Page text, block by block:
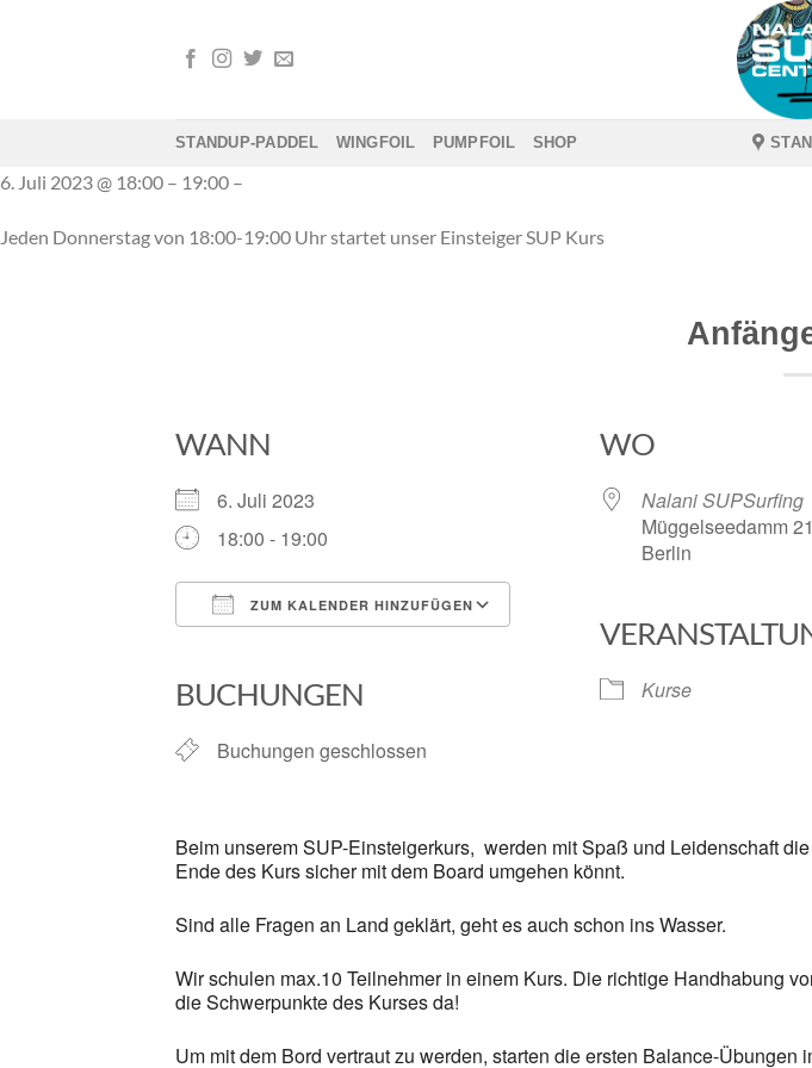
STANDUP-PADDEL WINGFOIL PUMPFOIL SHOP
6. Juli 2023 @ 18:00 – 19:00 –
Jeden Donnerstag von 18:00-19:00 Uhr startet unser Einsteiger SUP Kurs
WANN
6. Juli 2023
18:00 - 19:00
ZUM KALENDER HINZUFÜGEN
Google Kalender
BUCHUNGEN
Buchungen geschlossen
WO
Nalani SUPSurfing
Müggelseedamm
Berlin
Kurse
Beim unserem SUP-Einsteigerkurs, werden mit Spaß und Leidenschaft
Ende des Kurs sicher mit dem Board umgehen könnt.
Sind alle Fragen an Land geklärt, geht es auch schon ins Wasser.
Wir schulen max.10 Teilnehmer in einem Kurs. Die richtige Handhabung
die Schwerpunkte des Kurses da!
Um mit dem Bord vertraut zu werden, starten die ersten Balance-